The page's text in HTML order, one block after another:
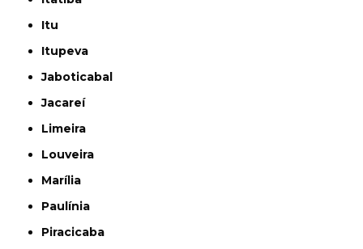
Itu
Itupeva
Jaboticabal
Jacareí
Limeira
Louveira
Marília
Paulínia
Piracicaba